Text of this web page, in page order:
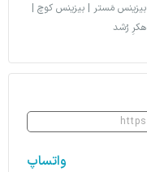
بیزینس مَستر | بیزینس کوچ |
هکرِ رُشد
واتساپ